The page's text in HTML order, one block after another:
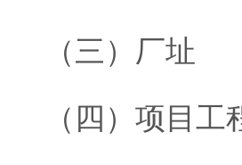
（三）厂址
（四）项目